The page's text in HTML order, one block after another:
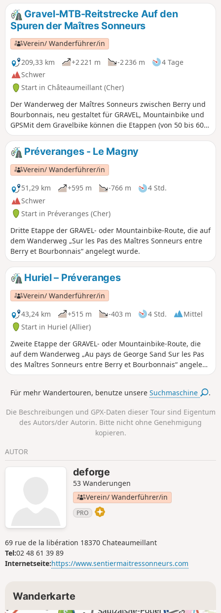
Gravel-MTB-Reitstrecke Auf den
Spuren der Maîtres Sonneurs
Verein/ Wanderführer/in
209,33 km
+2 221 m -2 236 m
4 Tage
Schwer
Start in Châteaumeillant (Cher)
Der Wanderweg der Maîtres Sonneurs zwischen Berry und
Bourbonnais, neu gestaltet für GRAVEL, Mountainbike und
GPSMit dem Gravelbike können die Etappen (von 50 bis 60
km) für die Erfahrenen zusammengefasst werden, was etwa
100 km pro Tag entspricht. Da es sich um eine Rundfahrt
handelt, kann der Start in jedem beliebigen Dorf entlang
des Weges erfolgen. Für Reiter sind 8 Etappen vorgesehen.
Préveranges - Le Magny
Verein/ Wanderführer/in
51,29 km
+595 m -766 m
4 Std.
Schwer
Start in Préveranges (Cher)
Dritte Etappe der GRAVEL- oder Mountainbike-Route, die auf
dem Wanderweg „Sur les Pas des Maîtres Sonneurs entre
Berry et Bourbonnais“ angelegt wurde.
Huriel – Préveranges
Verein/ Wanderführer/in
43,24 km
+515 m -403 m 4 Std.
Mittel
Start in Huriel (Allier)
Zweite Etappe der GRAVEL- oder Mountainbike-Route, die
auf dem Wanderweg „Au pays de George Sand Sur les Pas
des Maîtres Sonneurs entre Berry et Bourbonnais“ angelegt
wurde.
Für mehr Wandertouren, benutze unsereSuchmaschine .
Die Beschreibungen und GPX-Daten dieser Tour sind Eigentum
des Autors/der Autorin. Bitte nicht ohne Genehmigung
kopieren.
AUTOR
deforge
53 Wanderungen
Verein/ Wanderführer/in
PRO
69 rue de la libération 18370 Chateaumeillant
Tel:02 48 61 39 89
Internetseite:https://www.sentiermaitressonneurs.com
Wanderkarte